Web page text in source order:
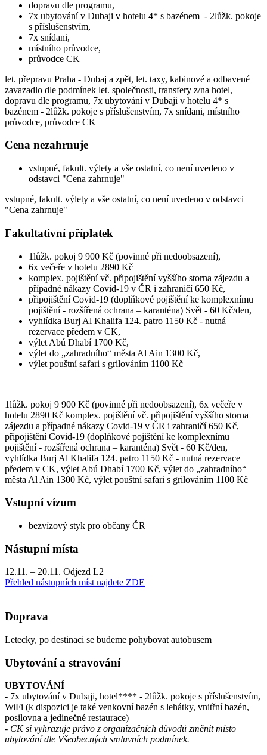
dopravu dle programu,
7x ubytování v Dubaji v hotelu 4* s bazénem - 2lůžk. pokoje
s příslušenstvím,
7x snídani,
místního průvodce,
průvodce CK
let. přepravu Praha - Dubaj a zpět, let. taxy, kabinové a odbavené
zavazadlo dle podmínek let. společnosti, transfery z/na hotel,
dopravu dle programu, 7x ubytování v Dubaji v hotelu 4* s
bazénem - 2lůžk. pokoje s příslušenstvím, 7x snídani, místního
průvodce, průvodce CK
Cena nezahrnuje
vstupné, fakult. výlety a vše ostatní, co není uvedeno v
odstavci "Cena zahrnuje"
vstupné, fakult. výlety a vše ostatní, co není uvedeno v odstavci
"Cena zahrnuje"
Fakultativní příplatek
1lůžk. pokoj 9 900 Kč (povinné při nedoobsazení),
6x večeře v hotelu 2890 Kč
komplex. pojištění vč. připojištění vyššího storna zájezdu a
případné nákazy Covid-19 v ČR i zahraničí 650 Kč,
připojištění Covid-19 (doplňkové pojištění ke komplexnímu
pojištění - rozšířená ochrana – karanténa) Svět - 60 Kč/den,
vyhlídka Burj Al Khalifa 124. patro 1150 Kč - nutná
rezervace předem v CK,
výlet Abú Dhabí 1700 Kč,
výlet do „zahradního“ města Al Ain 1300 Kč,
výlet pouštní safari s grilováním 1100 Kč
1lůžk. pokoj 9 900 Kč (povinné při nedoobsazení), 6x večeře v
hotelu 2890 Kč komplex. pojištění vč. připojištění vyššího storna
zájezdu a případné nákazy Covid-19 v ČR i zahraničí 650 Kč,
připojištění Covid-19 (doplňkové pojištění ke komplexnímu
pojištění - rozšířená ochrana – karanténa) Svět - 60 Kč/den,
vyhlídka Burj Al Khalifa 124. patro 1150 Kč - nutná rezervace
předem v CK, výlet Abú Dhabí 1700 Kč, výlet do „zahradního“
města Al Ain 1300 Kč, výlet pouštní safari s grilováním 1100 Kč
Vstupní vízum
bezvízový styk pro občany ČR
Nástupní místa
12.11. – 20.11. Odjezd L2
Přehled nástupních míst najdete ZDE
Doprava
Letecky, po destinaci se budeme pohybovat autobusem
Ubytování a stravování
UBYTOVÁNÍ
- 7x ubytování v Dubaji, hotel**** - 2lůžk. pokoje s příslušenstvím,
WiFi (k dispozici je také venkovní bazén s lehátky, vnitřní bazén,
posilovna a jedinečné restaurace)
- CK si vyhrazuje právo z organizačních důvodů změnit místo
ubytování dle Všeobecných smluvních podmínek.